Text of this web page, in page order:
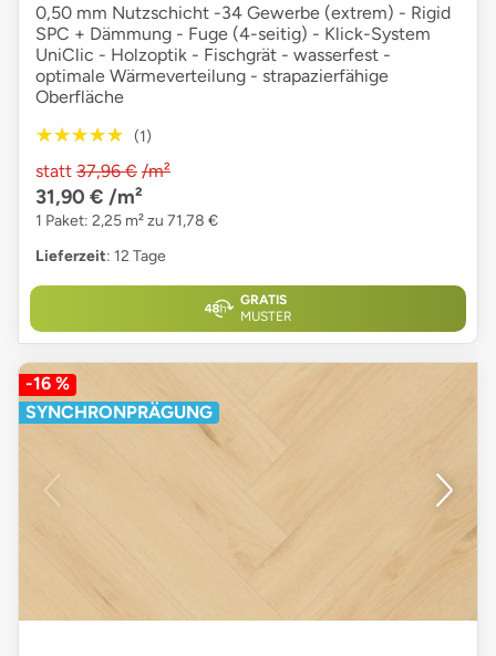
0,50 mm Nutzschicht -34 Gewerbe (extrem) - Rigid
SPC + Dämmung - Fuge (4-seitig) - Klick-System
UniClic - Holzoptik - Fischgrät - wasserfest -
optimale Wärmeverteilung - strapazierfähige
Oberfläche
★★★★★
★★★★★ (1)
statt 37,96 € /m²
31,90 € /m²
1 Paket: 2,25 m² zu 71,78 €
Lieferzeit: 12 Tage
GRATIS
MUSTER
-16 %
SYNCHRONPRÄGUNG